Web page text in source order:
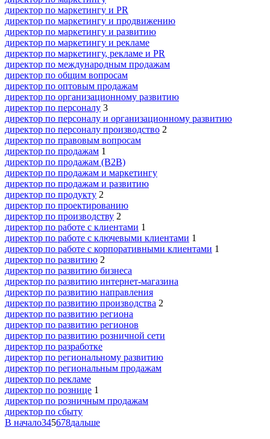
директор по маркетингу и PR
директор по маркетингу и продвижению
директор по маркетингу и развитию
директор по маркетингу и рекламе
директор по маркетингу, рекламе и PR
директор по международным продажам
директор по общим вопросам
директор по оптовым продажам
директор по организационному развитию
директор по персоналу 3
директор по персоналу и организационному развитию
директор по персоналу производство 2
директор по правовым вопросам
директор по продажам 1
директор по продажам (B2B)
директор по продажам и маркетингу
директор по продажам и развитию
директор по продукту 2
директор по проектированию
директор по производству 2
директор по работе с клиентами 1
директор по работе с ключевыми клиентами 1
директор по работе с корпоративными клиентами 1
директор по развитию 2
директор по развитию бизнеса
директор по развитию интернет-магазина
директор по развитию направления
директор по развитию производства 2
директор по развитию региона
директор по развитию регионов
директор по развитию розничной сети
директор по разработке
директор по региональному развитию
директор по региональным продажам
директор по рекламе
директор по рознице 1
директор по розничным продажам
директор по сбыту
В начало345678дальше